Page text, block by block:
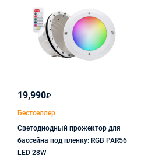
19,990₽
Бестселлер
Светодиодный прожектор для
бассейна под пленку: RGB PAR56
LED 28W